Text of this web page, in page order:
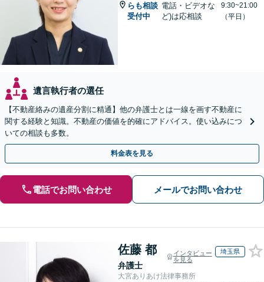
らも相談
受付中
電話・ビデオな
ど)は応相談
9:30~21:00
（平日）
遺言執行者の選任
【不動産絡みの遺産分割に精通】他の弁護士とは一線を画す不動産に
関する経験と知識。不動産の価値を的確にアドバイス。使い込みにつ
いての相談も多数。
料金表を見る
電話でお問い合わせ メールでお問い合わせ
佐藤 都
弁護士
インタビュー
を見る
埼玉県
大宮ありあけ法律事務所